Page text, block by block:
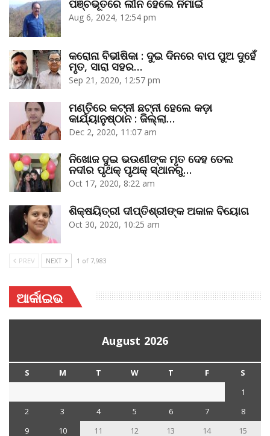
ପଞ୍ଚଭୂତରେ ଲୀନ ହେଲେ ନିମାଇଁ
Aug 6, 2024, 12:54 pm
କରୋନା ବିଭୀଷିକା : ଦୁଇ ଦିନରେ ବାପ ପୁଅ ଦୁହେଁ
ମୃତ, ସାରା ସହର…
Sep 21, 2020, 12:57 pm
ମଣ୍ତିରେ କଟ୍‌ନୀ ଛଟ୍‌ନୀ ହେଲେ କଡ଼ା
କାର୍ଯ୍ୟାନୁଷ୍ଠାନ : ଜିଲ୍ଲା…
Dec 2, 2020, 11:07 am
ନିଖୋଜ ଦୁଇ ଭଉଣୀଙ୍କ ମୃତ ଦେହ ତେଲ
ନଦୀର ପୃଥକ୍‌ ପୃଥକ୍‌ ସ୍ଥାନରୁ…
Oct 17, 2020, 8:22 am
ଶିକ୍ଷୟିତ୍ରୀ ଦୀପ୍ତିଶ୍ରୀଙ୍କ ଅକାଳ ବିୟୋଗ
Oct 30, 2020, 10:25 am
PREV NEXT 1 of 7,983
ଆର୍କାଇଭ
August 2026
S M T W T F
S
1
2
3 4 5 6 7
8
9
10 11 12 13 14 15